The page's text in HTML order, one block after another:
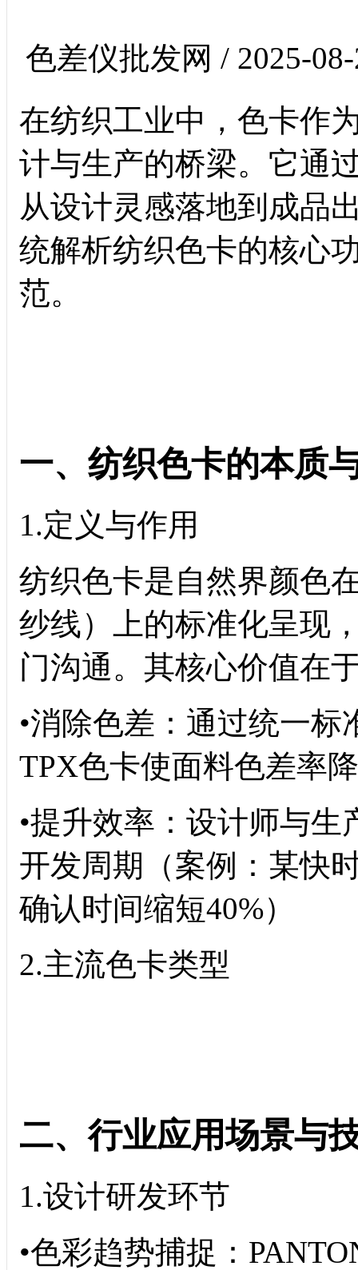
色差仪批发网 / 2025-
在纺织工业中，色卡作
计与生产的桥梁。它通
从设计灵感落地到成品
统解析纺织色卡的核心
范。
一、纺织色卡的本质
1.定义与作用
纺织色卡是自然界颜色
纱线）上的标准化呈现
门沟通。其核心价值在
•消除色差：通过统一标
TPX色卡使面料色差率
•提升效率：设计师与
开发周期（案例：某快
确认时间缩短40%）
2.主流色卡类型
二、行业应用场景与
1.设计研发环节
•色彩趋势捕捉：